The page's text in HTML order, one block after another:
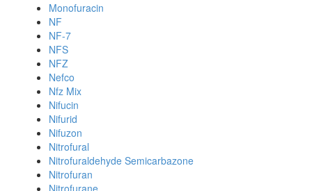
Monofuracin
NF
NF-7
NFS
NFZ
Nefco
Nfz Mix
Nifucin
Nifurid
Nifuzon
Nitrofural
Nitrofuraldehyde Semicarbazone
Nitrofuran
Nitrofurane